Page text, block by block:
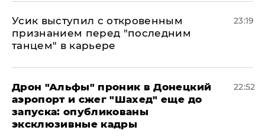
Усик выступил с откровенным
признанием перед "последним
танцем" в карьере
23:19
Дрон "Альфы" проник в Донецкий
аэропорт и сжег "Шахед" еще до
запуска: опубликованы
эксклюзивные кадры
22:52